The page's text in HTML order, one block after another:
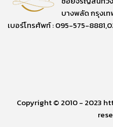
บางพลัด กรุงเ
เบอร์โทรศัพท์ : 095-575-
Copyright © 2010 - 2023